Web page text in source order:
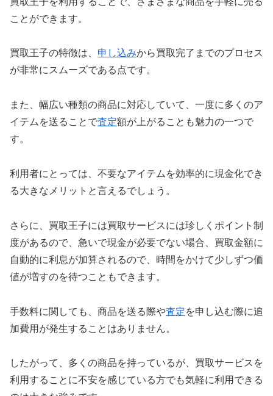
ことができます。
買取王子の特徴は、 申し込みから買取完了までのプロセス
が非常にスムーズである点です。
また、幅広い種類の商品に対応していて、一度に多くのア
イテムを送ることで査定額が上がることも魅力の一つで
す。
利用者にとっては、不要なアイテムを効率的に現金化でき
る大きなメリットと言えるでしょう。
さらに、買取王子には買取サービスには珍しくポイント制
度があるので、急いで現金が必要でない場合、買取金額に
自動的に利息が加算されるので、時間をかけて少しずつ価
値が増すのを待つこともできます。
手数料に関しても、商品を送る際や査定を申し込む際に追
加費用が発生することはありません。
したがって、多くの商品を持っているが、買取サービスを
利用することに不安を感じている方でも気軽に利用できる